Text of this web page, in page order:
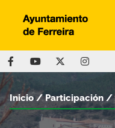
Inicio Participación